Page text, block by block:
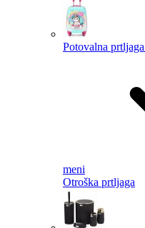
Potovalna
meni
Otroška prtljaga